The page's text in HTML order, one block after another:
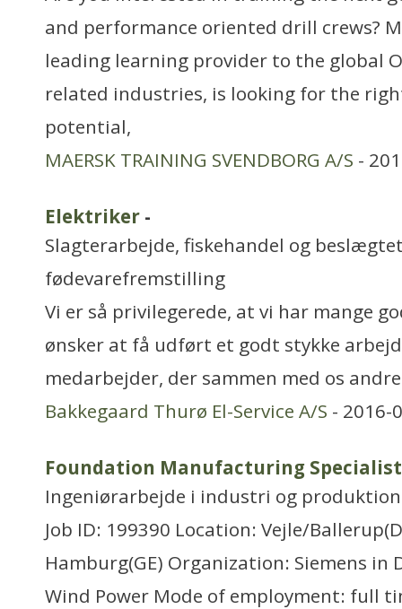
and performance oriented drill crews?
leading learning provider to the global
related industries, is looking for the
potential,
MAERSK TRAINING SVENDBORG A/S -
Elektriker -
Slagterarbejde, fiskehandel og
fødevarefremstilling
Vi er så privilegerede, at vi har mange
ønsker at få udført et godt stykke
medarbejder, der sammen med os
Bakkegaard Thurø El-Service A/S - 2016-
Foundation Manufacturing Specialist
Ingeniørarbejde i industri og produktion
Job ID: 199390 Location: Vejle/
Hamburg(GE) Organization: Siemens in
Wind Power Mode of employment: full